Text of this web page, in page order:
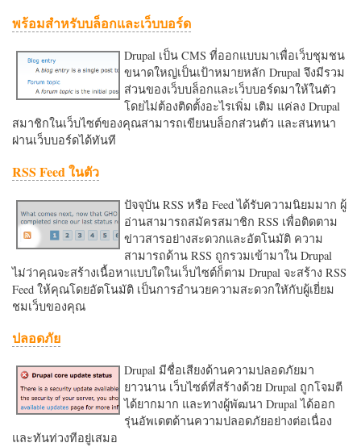
พร้อมสำหรับบล็อกและเว็บบอร์ด
Drupal เป็น CMS ที่ออกแบบมาเพื่อเว็บชุมชน
ขนาดใหญ่เป็นเป้าหมายหลัก Drupal จึงมีรวม
ส่วนของเว็บบล็อกและเว็บบอร์ดมาให้ในตัว
โดยไม่ต้องติดตั้งอะไรเพิ่ม เติม แค่ลง Drupal
สมาชิกในเว็บไซต์ของคุณสามารถเขียนบล็อกส่วนตัว และสนทนา
ผ่านเว็บบอร์ดได้ทันที
RSS Feed ในตัว
ปัจจุบัน RSS หรือ Feed ได้รับความนิยมมาก ผู้
อ่านสามารถสมัครสมาชิก RSS เพื่อติดตาม
ข่าวสารอย่างสะดวกและอัตโนมัติ ความ
สามารถด้าน RSS ถูกรวมเข้ามาใน Drupal
ไม่ว่าคุณจะสร้างเนื้อหาแบบใดในเว็บไซต์ก็ตาม Drupal จะสร้าง RSS
Feed ให้คุณโดยอัตโนมัติ เป็นการอำนวยความสะดวกใหักับผู้เยี่ยม
ชมเว็บของคุณ
ปลอดภัย
Drupal มีชื่อเสียงด้านความปลอดภัยมา
ยาวนาน เว็บไซต์ที่สร้างด้วย Drupal ถูกโจมตี
ได้ยากมาก และทางผู้พัฒนา Drupal ได้ออก
รุ่นอัพเดตด้านความปลอดภัยอย่างต่อเนื่อง
และทันท่วงทีอยู่เสมอ